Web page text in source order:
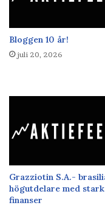
Bloggen 10 år!
juli 20, 2026
Grazziotin S.A.-
högutdelare med
finanser